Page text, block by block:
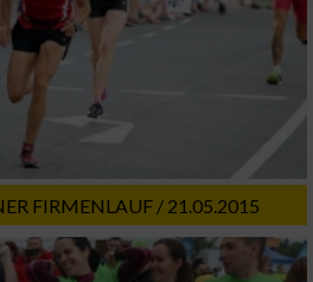
FIRMENLAUF / 21.05.2015
Anbieter)
Zwecke:
auf Informationen
Daten zur Auswahl